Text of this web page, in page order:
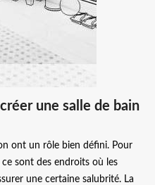
une salle de bain
ont un rôle bien défini. Pour
sont des endroits où les
une certaine salubrité. La